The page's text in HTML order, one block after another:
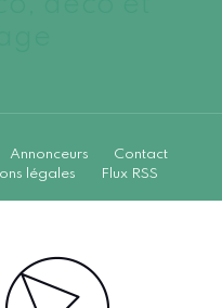
Annonceurs
Contact
légales Flux RSS